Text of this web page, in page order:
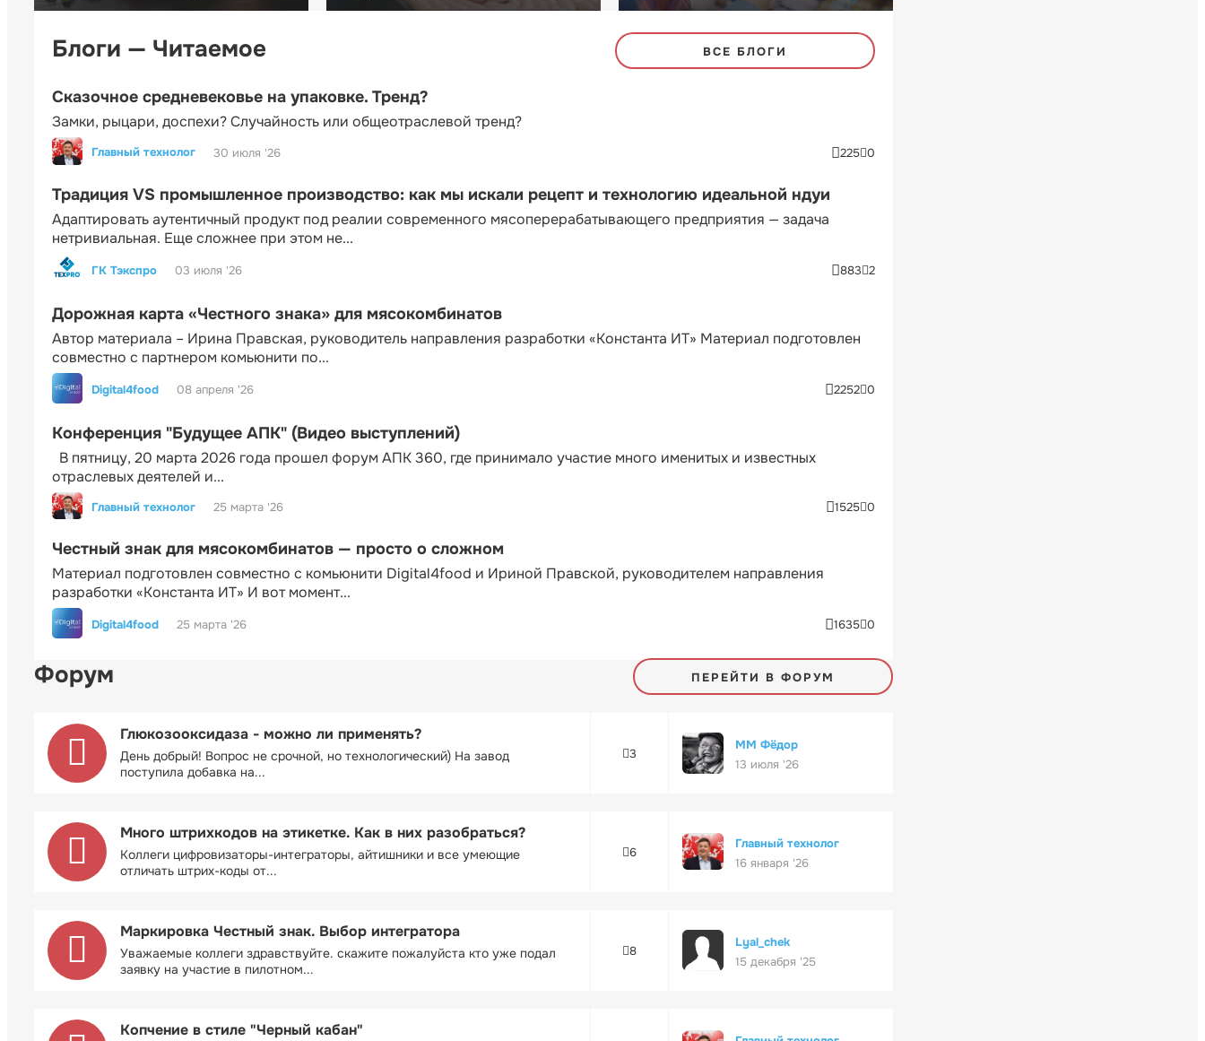
Блоги — Читаемое ВСЕ БЛОГИ
Сказочное средневековье на упаковке. Тренд?
Замки, рыцари, доспехи? Случайность или общеотраслевой тренд?
Главный технолог 30 июля '26 225 0
Традиция VS промышленное производство: как мы искали рецепт и технологию идеальной ндуи
Адаптировать аутентичный продукт под реалии современного мясоперерабатывающего предприятия — задача
нетривиальная. Еще сложнее при этом не...
ГК Тэкспро 03 июля '26 883 2
Дорожная карта «Честного знака» для мясокомбинатов
Автор материала – Ирина Правская, руководитель направления разработки «Константа ИТ» Материал подготовлен
совместно с партнером комьюнити по...
Digital4food 08 апреля '26 2252 0
Конференция "Будущее АПК" (Видео выступлений)
В пятницу, 20 марта 2026 года прошел форум АПК 360, где принимало участие много именитых и известных
отраслевых деятелей и...
Главный технолог 25 марта '26 1525 0
Честный знак для мясокомбинатов — просто о сложном
Материал подготовлен совместно с комьюнити Digital4food и Ириной Правской, руководителем направления
разработки «Константа ИТ» И вот момент...
Digital4food 25 марта '26 1635 0
Форум ПЕРЕЙТИ В ФОРУМ
Глюкозооксидаза - можно ли применять?
День добрый! Вопрос не срочной, но технологический) На завод
поступила добавка на...
3
ММ Фёдор
13 июля '26
Много штрихкодов на этикетке. Как в них разобраться?
Коллеги цифровизаторы-интеграторы, айтишники и все умеющие
отличать штрих-коды от...
6
Главный технолог
16 января '26
Маркировка Честный знак. Выбор интегратора
Уважаемые коллеги здравствуйте. скажите пожалуйста кто уже подал
заявку на участие в пилотном...
8
Lyal_chek
15 декабря '25
Копчение в стиле "Черный кабан"